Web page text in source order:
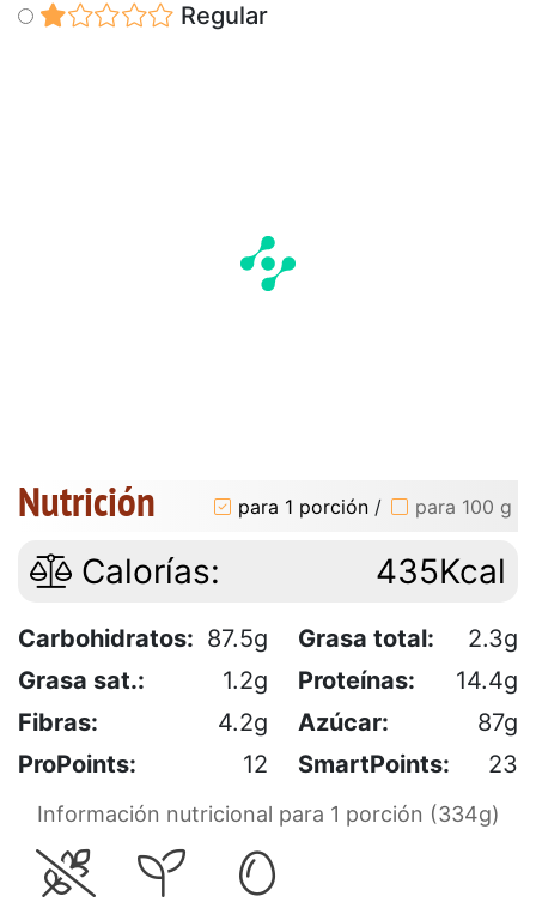
Regular
Nutrición para 1 porción / para 100 g
Calorías: 435Kcal
Carbohidratos: 87.5g Grasa total:
2.3g
Grasa sat.:
1.2g Proteínas:
14.4g
Fibras:
4.2g Azúcar:
87g
ProPoints:
12 SmartPoints: 23
Información nutricional para 1 porción (334g)